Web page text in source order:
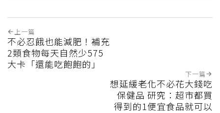
上一篇
不必忍餓也能減肥！補充
2類食物每天自然少575
大卡「還能吃飽飽的」
下一篇
想延緩老化不必花大錢吃
保健品 研究：超市都買
得到的1便宜食品就可以